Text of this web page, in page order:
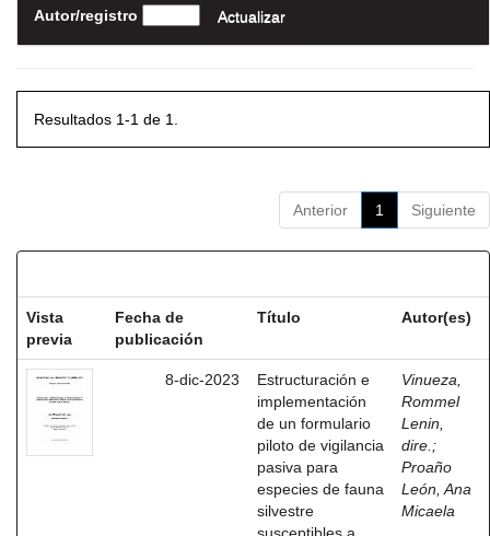
Autor/registro
Resultados 1-1 de 1.
Anterior 1 Siguiente
Vista
previa
Fecha de
publicación
Título Autor(es)
8-dic-2023
Estructuración e
implementación
de un formulario
piloto de vigilancia
pasiva para
especies de fauna
silvestre
Vinueza,
Rommel
Lenin,
dire. ;
Proaño
León, Ana
Micaela